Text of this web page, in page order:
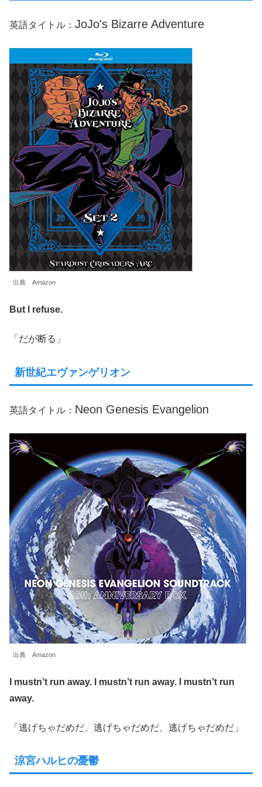
英語タイトル： JoJo's Bizarre Adventure
出典 Amazon
But I refuse.
「だが断る」
新世紀エヴァンゲリオン
英語タイトル： Neon Genesis Evangelion
出典 Amazon
I mustn’t run away. I mustn’t run away. I mustn’t run
away.
「逃げちゃだめだ、逃げちゃだめだ、逃げちゃだめだ」
涼宮ハルヒの憂鬱